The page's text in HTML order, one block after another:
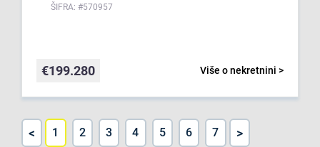
ŠIFRA: #570957
Više o nekretnini >
€199.280
< 1 2 3 4 5 6 7 >